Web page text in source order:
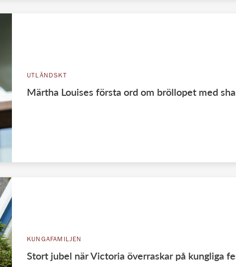
UTLÄNDSKT
Märtha Louises första ord om bröllopet med
KUNGAFAMILJEN
Stort jubel när Victoria överraskar på kungliga